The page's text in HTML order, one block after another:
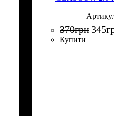
370грн 345
Купити